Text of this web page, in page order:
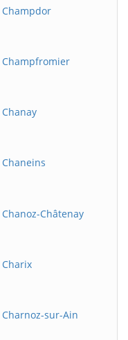
Châtenay
sur-Ain